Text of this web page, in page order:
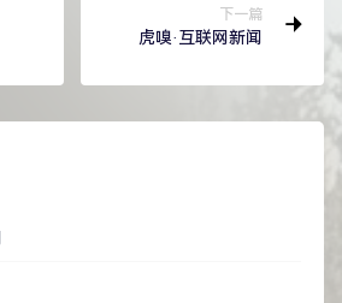
下一篇
虎嗅·互联网新闻